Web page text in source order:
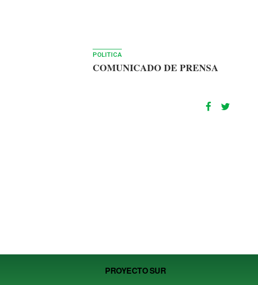
POLITICA
COMUNICADO DE PRENSA
PROYECTO SUR